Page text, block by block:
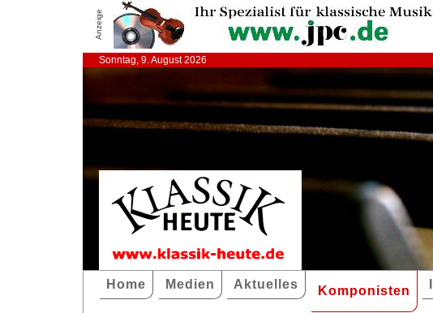
Anzeige
Sonntag, 9. August 2026
Home Medien Aktuelles Komponisten